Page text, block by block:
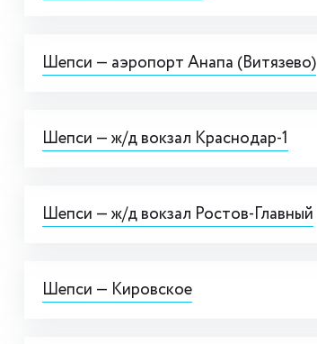
Шепси — аэропорт Анапа (Витязево)
Шепси — ж/д вокзал Краснодар-1
Шепси — ж/д вокзал Ростов-Главный
Шепси — Кировское